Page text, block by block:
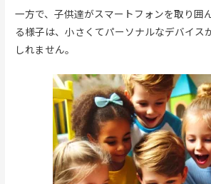
一方で、子供達がスマートフォンを取り囲
る様子は、小さくてパーソナルなデバイス
しれません。